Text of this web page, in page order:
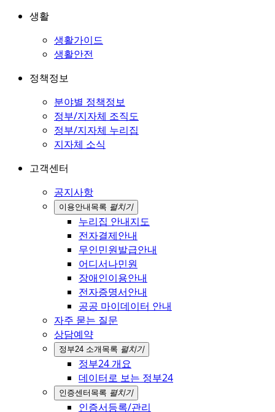
생활
생활가이드
생활안전
정책정보
분야별 정책정보
정부/지자체 조직도
정부/지자체 누리집
지자체 소식
고객센터
공지사항
이용안내 목록 펼치기
누리집 안내지도
전자결제안내
무인민원발급안내
어디서나민원
장애인이용안내
전자증명서안내
공공 마이데이터 안내
자주 묻는 질문
상담예약
정부24 소개 목록 펼치기
정부24 개요
데이터로 보는 정부24
인증센터 목록 펼치기
인증서등록/관리